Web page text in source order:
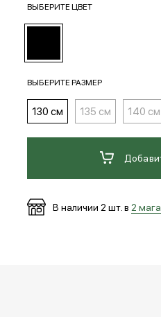
ВЫБЕРИТЕ ЦВЕТ
ВЫБЕРИТЕ РАЗМЕР
130 см 135 см 140 см
В наличии 2 шт. в 2